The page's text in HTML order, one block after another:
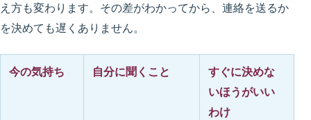
え方も変わります。その差がわかってから、連絡を送るか
を決めても遅くありません。
今の気持ち 自分に聞くこと
すぐに決めな
いほうがいい
わけ